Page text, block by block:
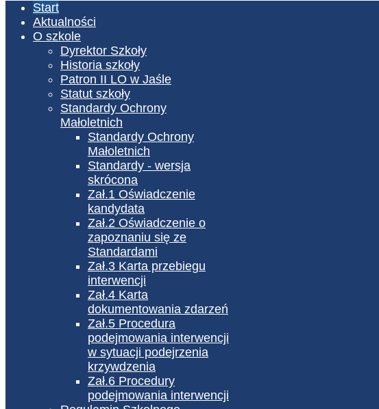
Start
Aktualności
O szkole
Dyrektor Szkoły
Historia szkoły
Patron II LO w Jaśle
Statut szkoły
Standardy Ochrony
Małoletnich
Standardy Ochrony
Małoletnich
Standardy - wersja
skrócona
Zał.1 Oświadczenie
kandydata
Zał.2 Oświadczenie o
zapoznaniu się ze
Standardami
Zał.3 Karta przebiegu
interwencji
Zał.4 Karta
dokumentowania zdarzeń
Zał.5 Procedura
podejmowania interwencji
w sytuacji podejrzenia
krzywdzenia
Zał.6 Procedury
podejmowania interwencji